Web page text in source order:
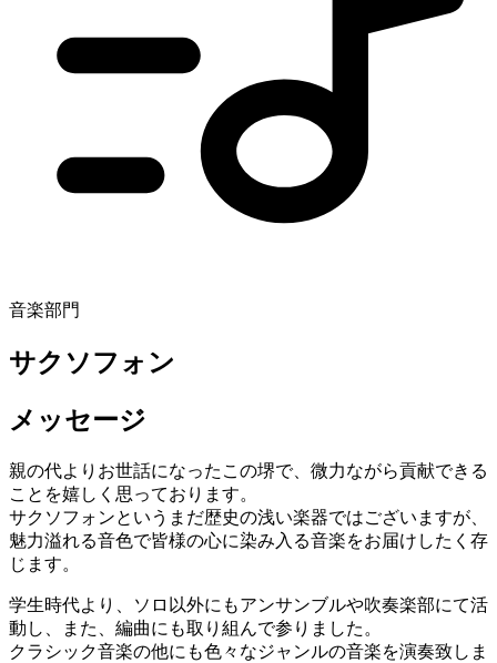
音楽部門
サクソフォン
メッセージ
親の代よりお世話になったこの堺で、微力ながら貢献できる
ことを嬉しく思っております。
サクソフォンというまだ歴史の浅い楽器ではございますが、
魅力溢れる音色で皆様の心に染み入る音楽をお届けしたく存
じます。
学生時代より、ソロ以外にもアンサンブルや吹奏楽部にて活
動し、また、編曲にも取り組んで参りました。
クラシック音楽の他にも色々なジャンルの音楽を演奏致しま